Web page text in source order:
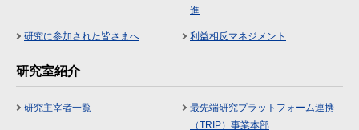
進
研究に参加された皆さまへ 利益相反マネジメント
研究室紹介
研究主宰者一覧
最先端研究プラットフォーム連携
（TRIP）事業本部